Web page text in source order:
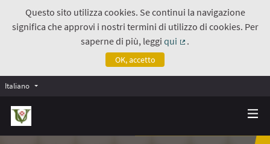
Questo sito utilizza cookies. Se continui la navigazione
significa che approvi i nostri termini di utilizzo di cookies. Per
saperne di più, leggiqui
.
OK, accetto
Italiano